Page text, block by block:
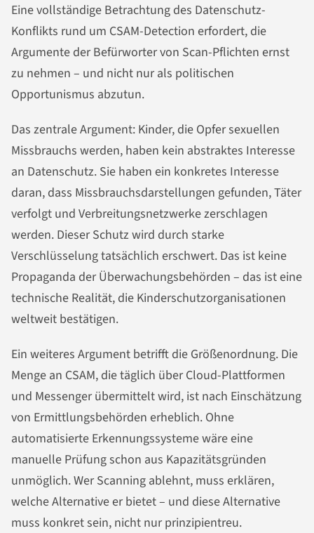
Eine vollständige Betrachtung des Datenschutz-
Konflikts rund um CSAM-Detection erfordert, die
Argumente der Befürworter von Scan-Pflichten ernst
zu nehmen – und nicht nur als politischen
Opportunismus abzutun.
Das zentrale Argument: Kinder, die Opfer sexuellen
Missbrauchs werden, haben kein abstraktes Interesse
an Datenschutz. Sie haben ein konkretes Interesse
daran, dass Missbrauchsdarstellungen gefunden, Täter
verfolgt und Verbreitungsnetzwerke zerschlagen
werden. Dieser Schutz wird durch starke
Verschlüsselung tatsächlich erschwert. Das ist keine
Propaganda der Überwachungsbehörden – das ist eine
technische Realität, die Kinderschutzorganisationen
weltweit bestätigen.
Ein weiteres Argument betrifft die Größenordnung. Die
Menge an CSAM, die täglich über Cloud-Plattformen
und Messenger übermittelt wird, ist nach Einschätzung
von Ermittlungsbehörden erheblich. Ohne
automatisierte Erkennungssysteme wäre eine
manuelle Prüfung schon aus Kapazitätsgründen
unmöglich. Wer Scanning ablehnt, muss erklären,
welche Alternative er bietet – und diese Alternative
muss konkret sein, nicht nur prinzipientreu.